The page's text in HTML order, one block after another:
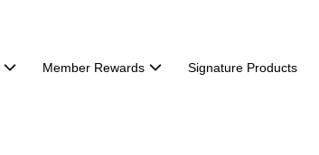
Member Rewards Signature Products